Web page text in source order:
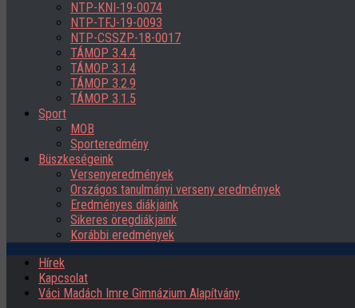
NTP-KNI-19-0074
NTP-TFJ-19-0093
NTP-CSSZP-18-0017
TÁMOP 3.4.4
TÁMOP 3.1.4
TÁMOP 3.2.9
TÁMOP 3.1.5
Sport
MOB
Sporteredmény
Büszkeségeink
Versenyeredmények
Országos tanulmányi verseny eredmények
Eredményes diákjaink
Sikeres öregdiákjaink
Korábbi eredmények
Hírek
Kapcsolat
Váci Madách Imre Gimnázium Alapítvány